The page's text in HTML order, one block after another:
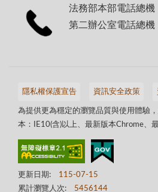
法務部本部電話總機
第二辦公室電話總機
隱私權保護宣告 資訊安全政策
為提供更為穩定的瀏覽品質與使用體驗
本：IE10(含)以上、最新版本Chrome、
更新日期:
115-07-15
累計瀏覽人次:
5456144